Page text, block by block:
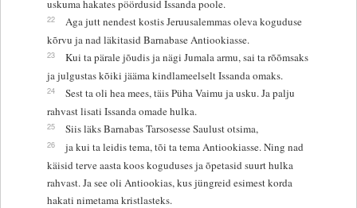
uskuma hakates pöördusid Issanda poole.
22
Aga jutt nendest kostis Jeruusalemmas oleva koguduse
kõrvu ja nad läkitasid Barnabase Antiookiasse.
23
Kui ta pärale jõudis ja nägi Jumala armu, sai ta rõõmsaks
ja julgustas kõiki jääma kindlameelselt Issanda omaks.
24
Sest ta oli hea mees, täis Püha Vaimu ja usku. Ja palju
rahvast lisati Issanda omade hulka.
25 Siis läks Barnabas Tarsosesse Saulust otsima,
26
ja kui ta leidis tema, tõi ta tema Antiookiasse. Ning nad
käisid terve aasta koos koguduses ja õpetasid suurt hulka
rahvast. Ja see oli Antiookias, kus jüngreid esimest korda
hakati nimetama kristlasteks.